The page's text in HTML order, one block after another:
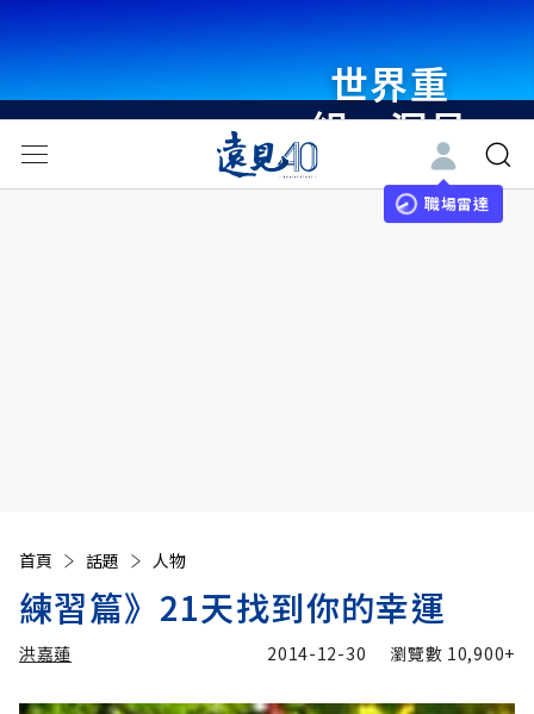
世界重
組・洞見
未來 與
世界領袖
職場雷達
首頁 話題 人物
練習篇》21天找到你的幸運
洪嘉蓮 2014-12-30 瀏覽數 10,900+